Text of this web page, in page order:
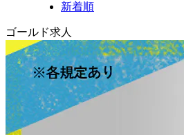
新着順
ゴールド求人